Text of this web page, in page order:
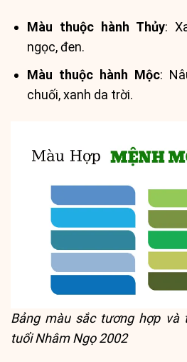
Màu thuộc hành Thủy:
ngọc, đen.
Màu thuộc hành Mộc:
chuối, xanh da trời.
Bảng màu sắc tương hợp và
tuổi Nhâm Ngọ 2002